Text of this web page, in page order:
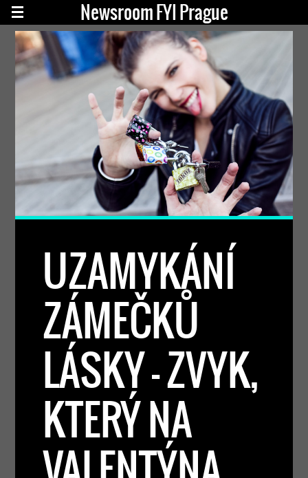
Newsroom FYI Prague
UZAMYKÁNÍ
ZÁMEČKŮ
LÁSKY – ZVYK,
KTERÝ NA